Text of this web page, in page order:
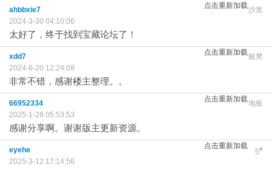
点击重新加载沙发
ahbbxie7
2024-3-30 04:10:06
太好了，终于找到宝藏论坛了！
点击重新加载板凳
xdd7
2024-6-20 12:24:08
非常不错，感谢楼主整理。。
点击重新加载地板
66952334
2025-1-28 05:53:53
感谢分享啊。谢谢版主更新资源。
点击重新加载
5#
eyehe
2025-3-12 17:14:56